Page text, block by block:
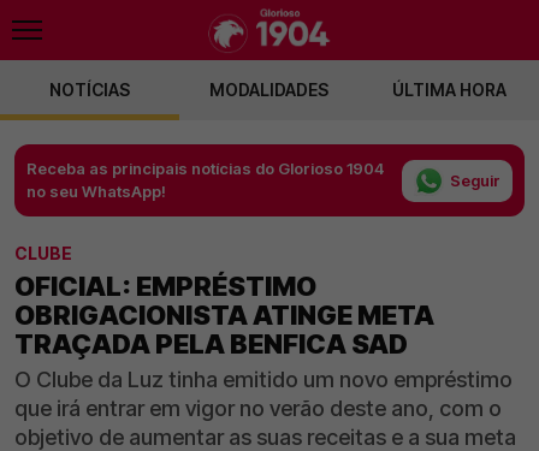
NOTÍCIAS MODALIDADES ÚLTIMA HORA
Receba as principais notícias do Glorioso 1904
no seu WhatsApp!
Seguir
CLUBE
OFICIAL: EMPRÉSTIMO
OBRIGACIONISTA ATINGE META
TRAÇADA PELA BENFICA SAD
O Clube da Luz tinha emitido um novo empréstimo
que irá entrar em vigor no verão deste ano, com o
objetivo de aumentar as suas receitas e a sua meta